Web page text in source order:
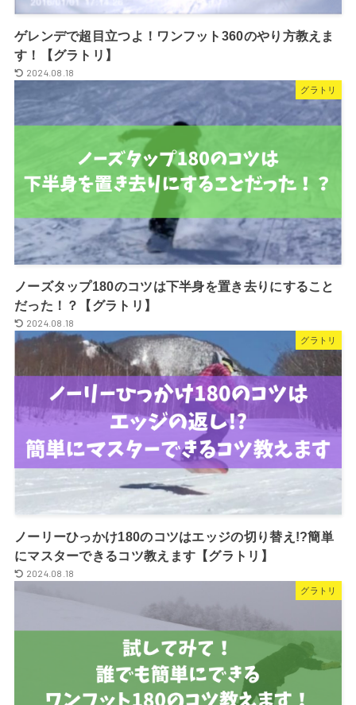
ゲレンデで超目立つよ！ワンフット360のやり方教えま
す！【グラトリ】
2024.08.18
グラトリ
ノーズタップ180のコツは下半身を置き去りにすること
だった！？【グラトリ】
2024.08.18
グラトリ
ノーリーひっかけ180のコツはエッジの切り替え!?簡単
にマスターできるコツ教えます【グラトリ】
2024.08.18
グラトリ